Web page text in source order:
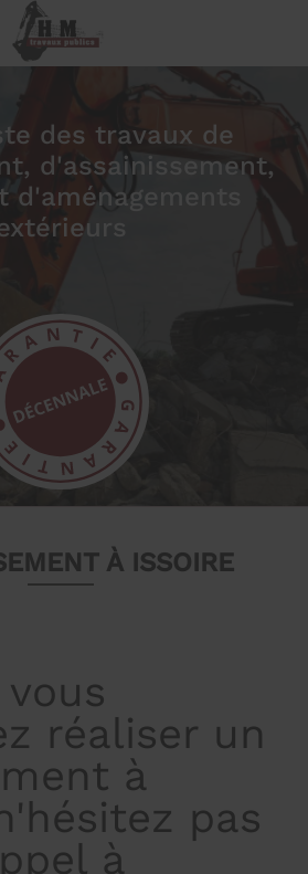
des travaux de
d'assainissement,
d'aménagements
À ISSOIRE
réaliser un
à
pas
à